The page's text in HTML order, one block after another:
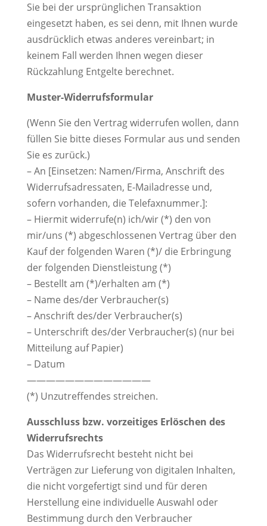
Sie bei der ursprünglichen Transaktion
eingesetzt haben, es sei denn, mit Ihnen wurde
ausdrücklich etwas anderes vereinbart; in
keinem Fall werden Ihnen wegen dieser
Rückzahlung Entgelte berechnet.
Muster-Widerrufsformular
(Wenn Sie den Vertrag widerrufen wollen, dann
füllen Sie bitte dieses Formular aus und senden
Sie es zurück.)
– An [Einsetzen: Namen/Firma, Anschrift des
Widerrufsadressaten, E-Mailadresse und,
sofern vorhanden, die Telefaxnummer.]:
– Hiermit widerrufe(n) ich/wir (*) den von
mir/uns (*) abgeschlossenen Vertrag über den
Kauf der folgenden Waren (*)/ die Erbringung
der folgenden Dienstleistung (*)
– Bestellt am (*)/erhalten am (*)
– Name des/der Verbraucher(s)
– Anschrift des/der Verbraucher(s)
– Unterschrift des/der Verbraucher(s) (nur bei
Mitteilung auf Papier)
– Datum
—————————————
(*) Unzutreffendes streichen.
Ausschluss bzw. vorzeitiges Erlöschen des
Widerrufsrechts
Das Widerrufsrecht besteht nicht bei
Verträgen zur Lieferung von digitalen Inhalten,
die nicht vorgefertigt sind und für deren
Herstellung eine individuelle Auswahl oder
Bestimmung durch den Verbraucher